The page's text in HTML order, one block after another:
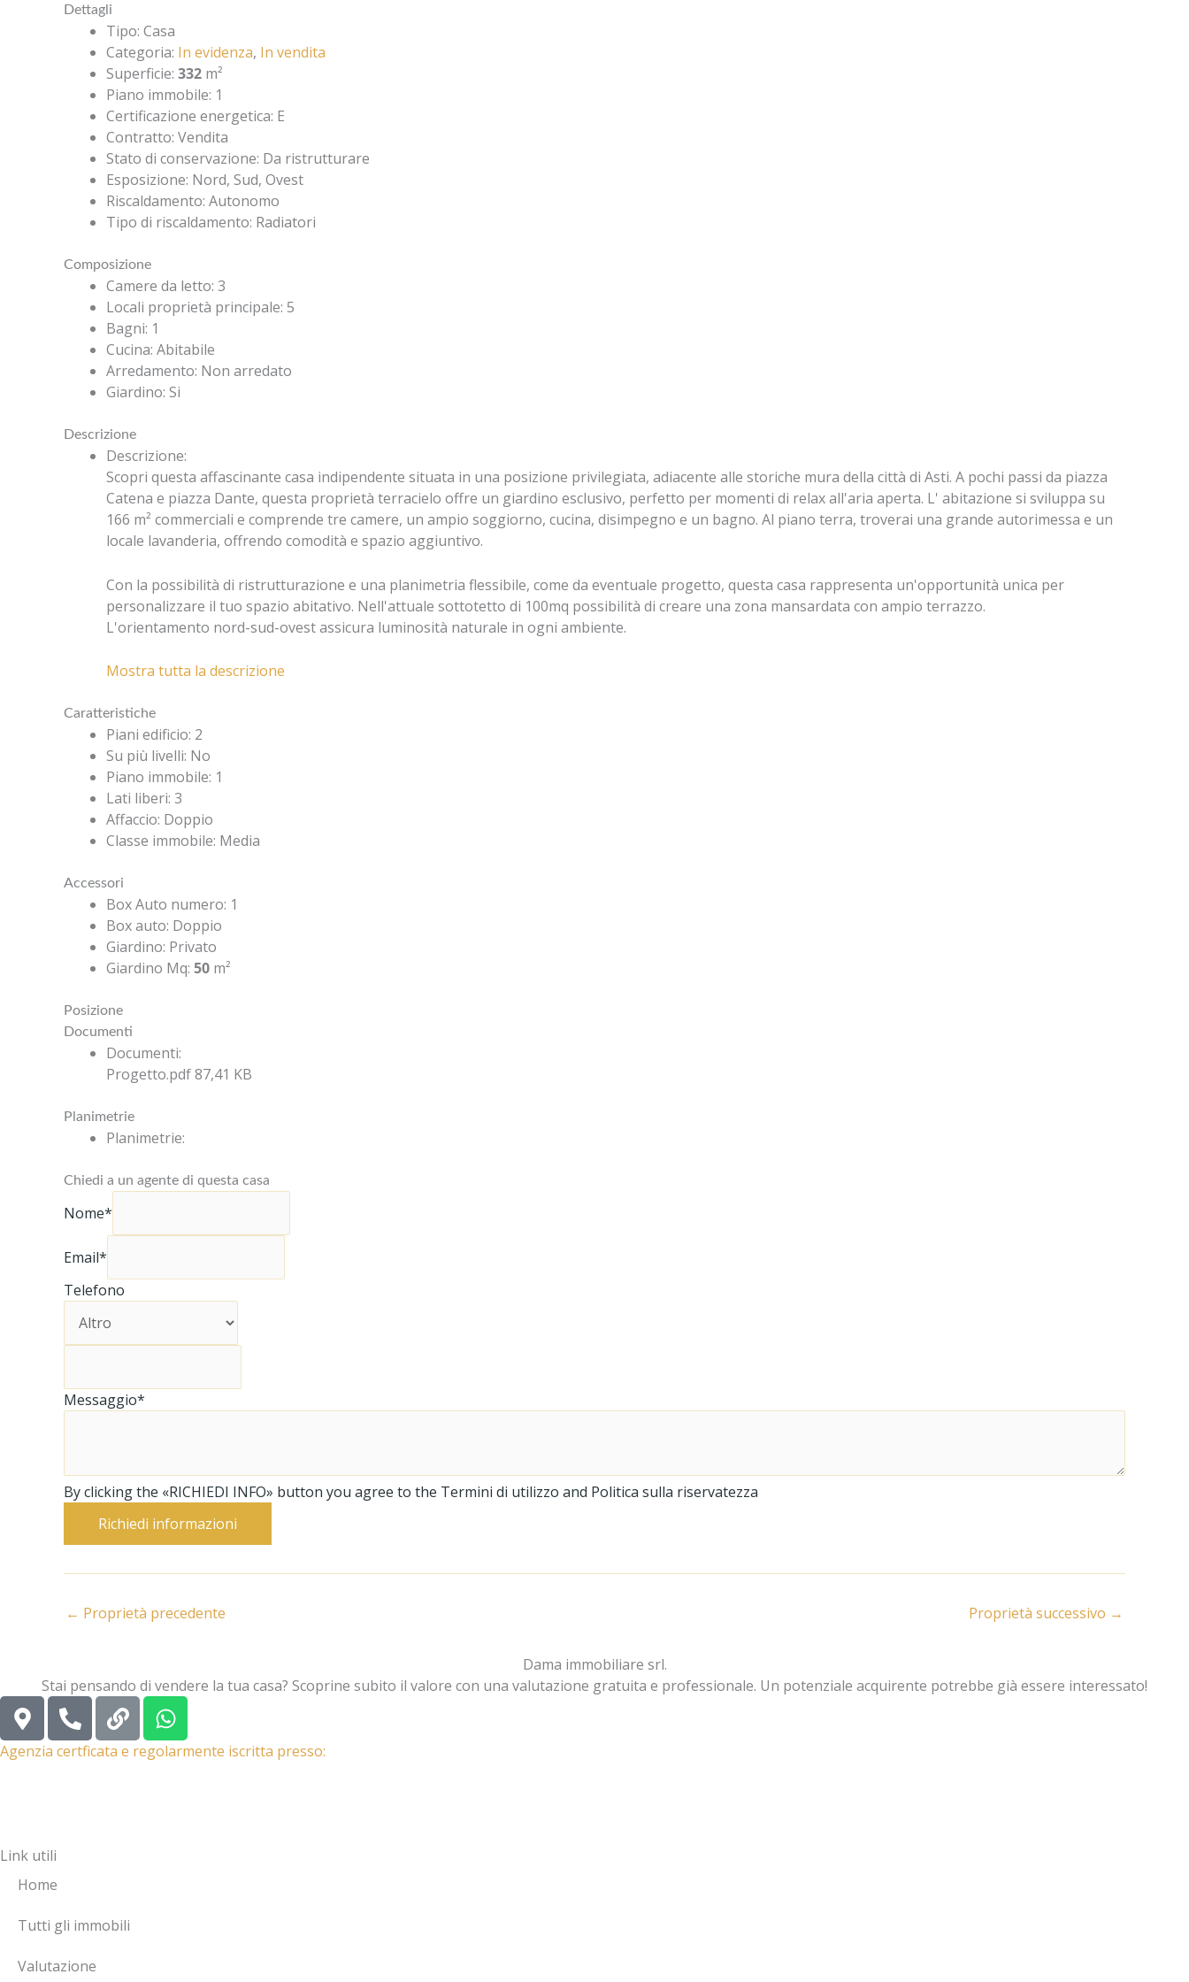
Dettagli
Tipo: Casa
Categoria: In evidenza, In vendita
Superficie: 332 m²
Piano immobile: 1
Certificazione energetica: E
Contratto: Vendita
Stato di conservazione: Da ristrutturare
Esposizione: Nord, Sud, Ovest
Riscaldamento: Autonomo
Tipo di riscaldamento: Radiatori
Composizione
Camere da letto: 3
Locali proprietà principale: 5
Bagni: 1
Cucina: Abitabile
Arredamento: Non arredato
Giardino: Si
Descrizione
Descrizione:
Scopri questa affascinante casa indipendente situata in una posizione privilegiata, adiacente alle storiche mura della città di Asti. A pochi passi da piazza
Catena e piazza Dante, questa proprietà terracielo offre un giardino esclusivo, perfetto per momenti di relax all'aria aperta. L' abitazione si sviluppa su
166 m² commerciali e comprende tre camere, un ampio soggiorno, cucina, disimpegno e un bagno. Al piano terra, troverai una grande autorimessa e un
locale lavanderia, offrendo comodità e spazio aggiuntivo.
Con la possibilità di ristrutturazione e una planimetria flessibile, come da eventuale progetto, questa casa rappresenta un'opportunità unica per
personalizzare il tuo spazio abitativo. Nell'attuale sottotetto di 100mq possibilità di creare una zona mansardata con ampio terrazzo.
L'orientamento nord-sud-ovest assicura luminosità naturale in ogni ambiente.
Mostra tutta la descrizione
Caratteristiche
Piani edificio: 2
Su più livelli: No
Piano immobile: 1
Lati liberi: 3
Affaccio: Doppio
Classe immobile: Media
Accessori
Box Auto numero: 1
Box auto: Doppio
Giardino: Privato
Giardino Mq: 50 m²
Posizione
Documenti
Documenti:
Progetto.pdf87,41 KB
Planimetrie
Planimetrie:
Chiedi a un agente di questa casa
Nome*
Email*
Telefono
Messaggio*
By clicking the «RICHIEDI INFO» button you agree to the Termini di utilizzo and Politica sulla riservatezza
Richiedi informazioni
← Proprietà precedente Proprietà successivo →
Dama immobiliare srl.
Stai pensando di vendere la tua casa? Scoprine subito il valore con una valutazione gratuita e professionale. Un potenziale acquirente potrebbe già essere interessato!
M
a
p
k
e
-
l
P
h
o
L
i
n
W
h
a
Agenzia certficata e regolarmente iscritta presso:
Link utili
Home
Tutti gli immobili
Valutazione